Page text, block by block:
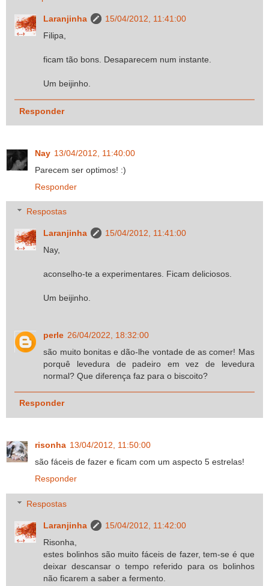
Laranjinha
15/04/2012, 11:41:00
Filipa,
ficam tão bons. Desaparecem num instante.
Um beijinho.
Responder
Nay 13/04/2012, 11:40:00
Parecem ser optimos! :)
Responder
Respostas
Laranjinha
15/04/2012, 11:41:00
Nay,
aconselho-te a experimentares. Ficam deliciosos.
Um beijinho.
perle 26/04/2022, 18:32:00
são muito bonitas e dão-lhe vontade de as comer! Mas
porquê levedura de padeiro em vez de levedura
normal? Que diferença faz para o biscoito?
Responder
risonha 13/04/2012, 11:50:00
são fáceis de fazer e ficam com um aspecto 5 estrelas!
Responder
Respostas
Laranjinha
15/04/2012, 11:42:00
Risonha,
estes bolinhos são muito fáceis de fazer, tem-se é que
deixar descansar o tempo referido para os bolinhos
não ficarem a saber a fermento.